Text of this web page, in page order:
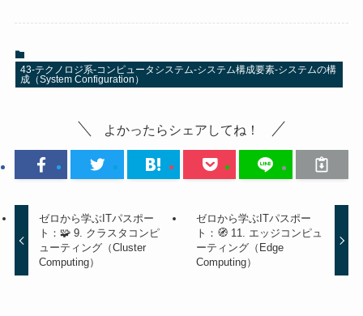
43-テクノロジ系-コンピュータシステム-システム構成要素-システムの構
成（System Configuration）
よかったらシェアしてね！
ゼロから学ぶITパスポー
ト：🧩 9. クラスタコンピ
ューティング（Cluster
Computing）
ゼロから学ぶITパスポー
ト：🧭 11. エッジコンピュ
ーティング（Edge
Computing）